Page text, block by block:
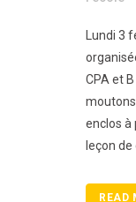
Lundi 3
CPA et
enclos à
leçon de
READ